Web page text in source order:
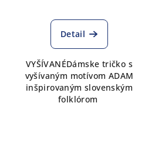
Detail
VYŠÍVANÉDámske tričko s
vyšívaným motívom ADAM
inšpirovaným slovenským
folklórom